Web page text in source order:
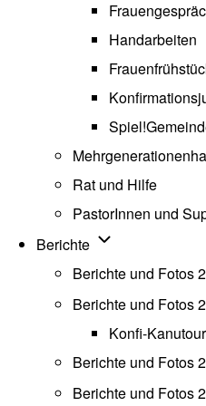
Handarbeiten
Rat und Hilfe
PastorInnen und
Berichte Unternavigation
Berichte und Fotos
Berichte und Fotos
Konfi-
Berichte und Fotos
Berichte und Fotos